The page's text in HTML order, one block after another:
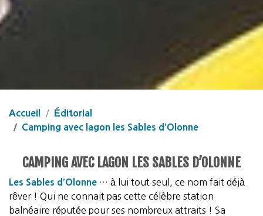
Accueil
Éditorial
Camping avec lagon les Sables d’Olonne
CAMPING AVEC LAGON LES SABLES D’OLONNE
Les Sables d’Olonne … à lui tout seul, ce nom fait déjà
rêver ! Qui ne connait pas cette célèbre station
balnéaire réputée pour ses nombreux attraits ! Sa